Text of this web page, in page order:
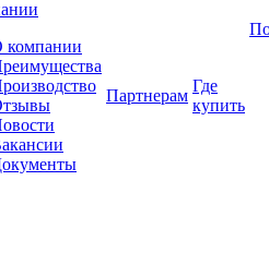
компании
Партнерам
Где
купить